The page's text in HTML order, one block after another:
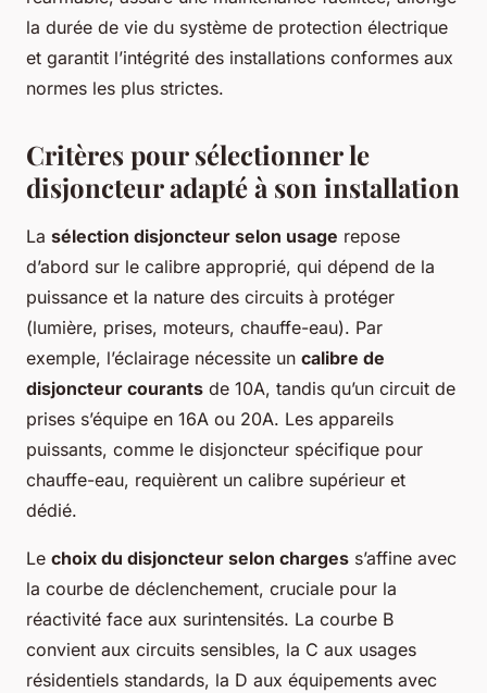
la durée de vie du système de protection électrique
et garantit l’intégrité des installations conformes aux
normes les plus strictes.
Critères pour sélectionner le
disjoncteur adapté à son installation
La sélection disjoncteur selon usage repose
d’abord sur le calibre approprié, qui dépend de la
puissance et la nature des circuits à protéger
(lumière, prises, moteurs, chauffe-eau). Par
exemple, l’éclairage nécessite un calibre de
disjoncteur courants de 10A, tandis qu’un circuit de
prises s’équipe en 16A ou 20A. Les appareils
puissants, comme le disjoncteur spécifique pour
chauffe-eau, requièrent un calibre supérieur et
dédié.
Le choix du disjoncteur selon charges s’affine avec
la courbe de déclenchement, cruciale pour la
réactivité face aux surintensités. La courbe B
convient aux circuits sensibles, la C aux usages
résidentiels standards, la D aux équipements avec